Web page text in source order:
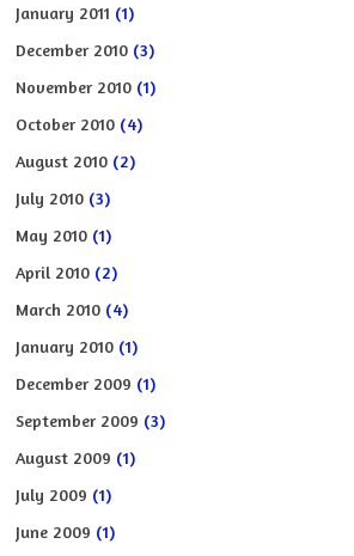
January 2011 (1)
December 2010 (3)
November 2010 (1)
October 2010 (4)
August 2010 (2)
July 2010 (3)
May 2010 (1)
April 2010 (2)
March 2010 (4)
January 2010 (1)
December 2009 (1)
September 2009 (3)
August 2009 (1)
July 2009 (1)
June 2009 (1)